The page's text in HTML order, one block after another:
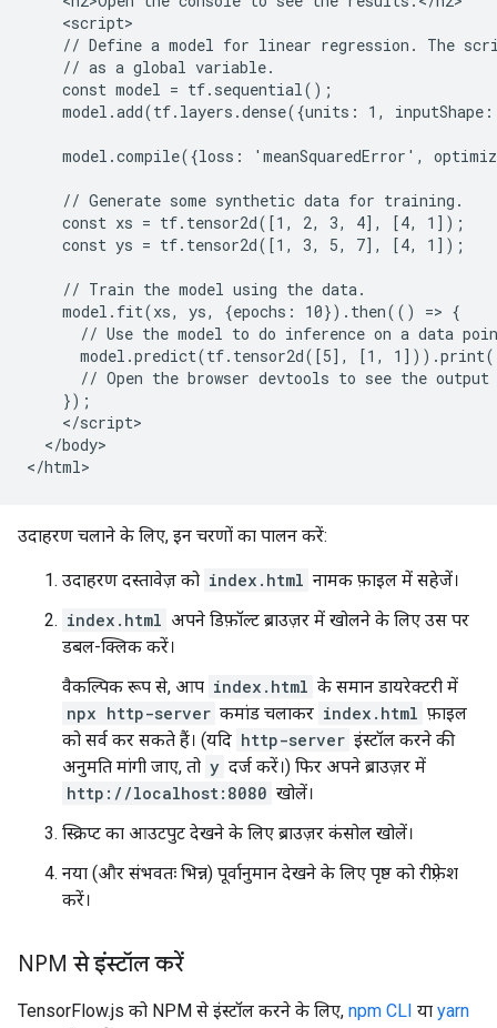
    <script>
// Define a model for linear regression. The
    // as a global variable.
    const model = tf.sequential();
model.add(tf.layers.dense({units: 1,
model.compile({loss: 'meanSquaredError',
    // Generate some synthetic data for training.
    const xs = tf.tensor2d([1, 2, 3, 4], [4, 1]);
    const ys = tf.tensor2d([1, 3, 5, 7], [4, 1]);
    // Train the model using the data.
    model.fit(xs, ys, {epochs: 10}).then(() => {
// Use the model to do inference on a data
model.predict(tf.tensor2d([5], [1,
      // Open the browser devtools to see the output
    });
    </script>
  </body>
उदाहरण चलाने के लिए, इन चरणों का पालन करें:
उदाहरण दस्तावेज़ को index.html नामक फ़ाइल में सहेजें।
index.html अपने डिफ़ॉल्ट ब्राउज़र में खोलने के लिए उस पर
डबल-क्लिक करें।
वैकल्पिक रूप से, आप index.html के समान डायरेक्टरी में
npx http-server कमांड चलाकर index.html फ़ाइल
को सर्व कर सकते हैं। (यदि http-server इंस्टॉल करने की
अनुमति मांगी जाए, तो y दर्ज करें।) फिर अपने ब्राउज़र में
http://localhost:8080 खोलें।
स्क्रिप्ट का आउटपुट देखने के लिए ब्राउज़र कंसोल खोलें।
नया (और संभवतः भिन्न) पूर्वानुमान देखने के लिए पृष्ठ को रीफ़्रेश
करें।
NPM से इंस्टॉल करें
TensorFlow.js को NPM से इंस्टॉल करने के लिए, npm CLI या yarn